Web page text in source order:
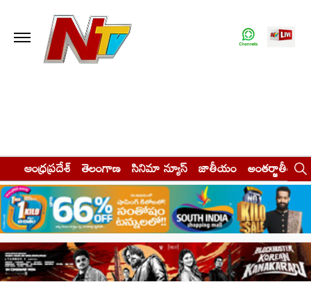
ఆంధ్రప్రదేశ్ తెలంగాణ సినిమా న్యూస్ జాతీయం అంతర్జాతీయం